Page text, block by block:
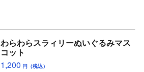
わらわらスラィリーぬいぐるみマス
コット
1,200 円（税込）